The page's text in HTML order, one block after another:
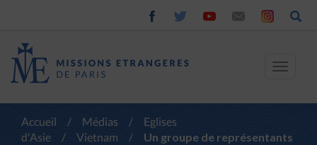
Toggle
Accueil / Médias /
Eglises
d'Asie
/ Vietnam /
Un groupe de représentants